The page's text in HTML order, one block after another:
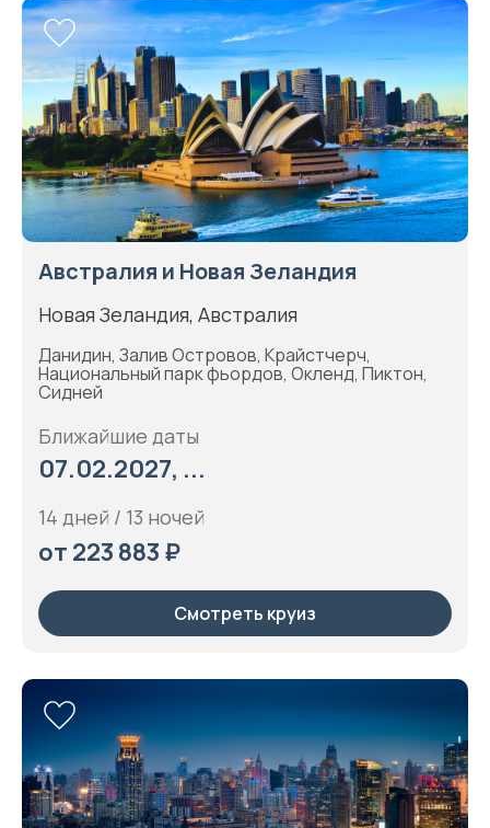
Австралия и Новая Зеландия
Новая Зеландия, Австралия
Данидин, Залив Островов, Крайстчерч,
Национальный парк фьордов, Окленд, Пиктон,
Сидней
Ближайшие даты
07.02.2027, ...
14 дней / 13 ночей
от 223 883 ₽
Смотреть круиз